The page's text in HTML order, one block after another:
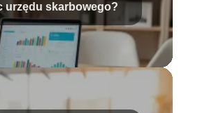
urzędu skarbowego?